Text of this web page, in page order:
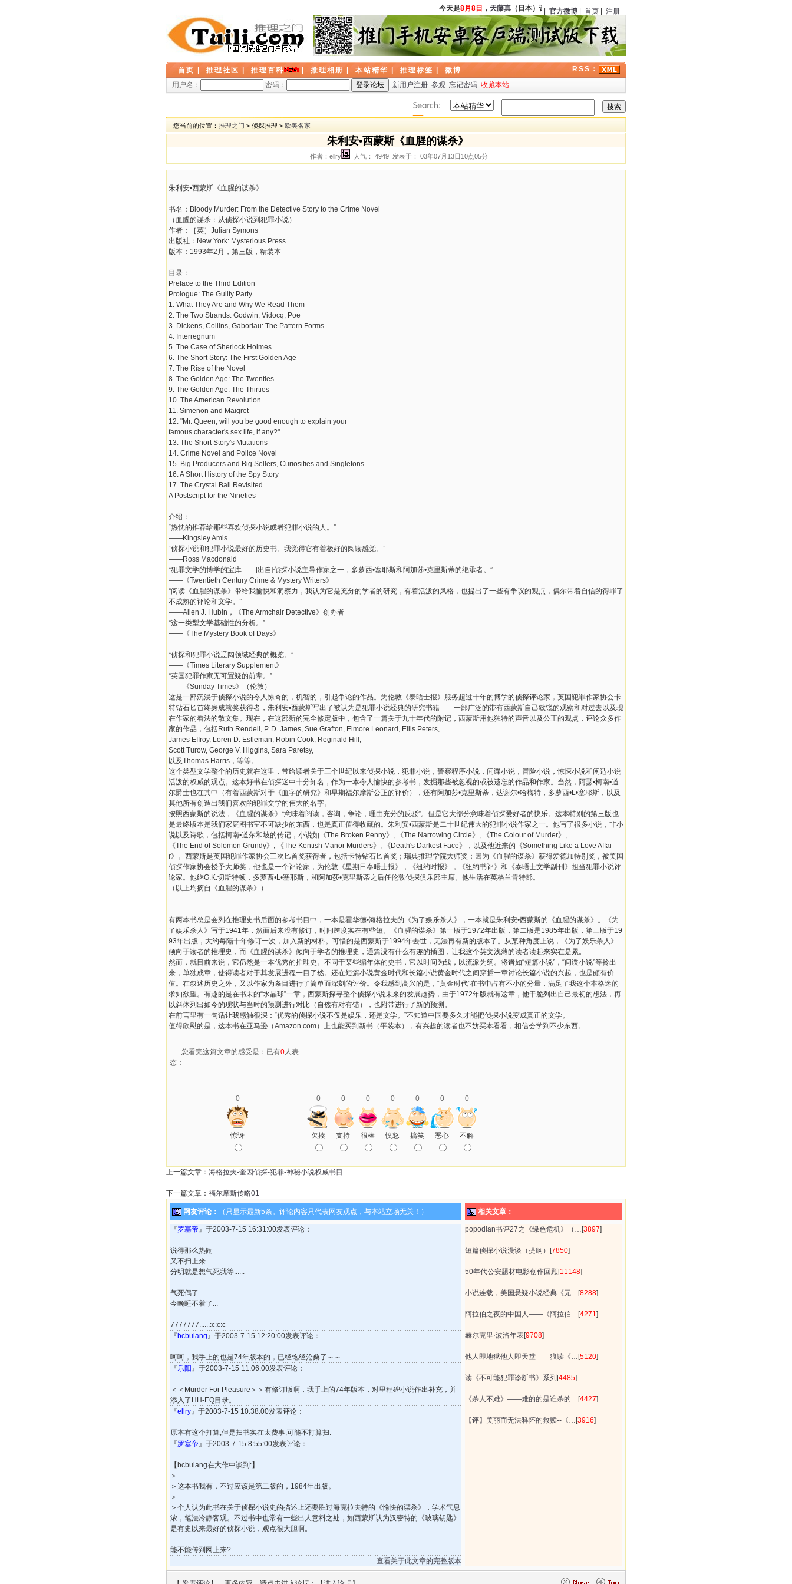
今天是8月8日， 天藤真（日本）诞辰 111周年； 伊丽莎白·彼得斯
官方微博 首页 注册
首页 推理社区 推理百科 推理相册 本站精华 推理标签 微博
RSS：
用户名：
密码： 新用户注册 参观 忘记密码 收藏本站
您当前的位置： 推理之门 > 侦探推理 > 欧美名家
朱利安•西蒙斯《血腥的谋杀》
作者：ellry 人气： 4949 发表于： 03年07月13日10点05分
朱利安•西蒙斯《血腥的谋杀》
书名：Bloody Murder: From the Detective Story to the Crime Novel
（血腥的谋杀：从侦探小说到犯罪小说）
作者：［英］Julian Symons
出版社：New York: Mysterious Press
版本：1993年2月，第三版，精装本
目录：
Preface to the Third Edition
Prologue: The Guilty Party
1. What They Are and Why We Read Them
2. The Two Strands: Godwin, Vidocq, Poe
3. Dickens, Collins, Gaboriau: The Pattern Forms
4. Interregnum
5. The Case of Sherlock Holmes
6. The Short Story: The First Golden Age
7. The Rise of the Novel
8. The Golden Age: The Twenties
9. The Golden Age: The Thirties
10. The American Revolution
11. Simenon and Maigret
12. "Mr. Queen, will you be good enough to explain your
famous character's sex life, if any?"
13. The Short Story's Mutations
14. Crime Novel and Police Novel
15. Big Producers and Big Sellers, Curiosities and Singletons
16. A Short History of the Spy Story
17. The Crystal Ball Revisited
A Postscript for the Nineties
介绍：
“热忱的推荐给那些喜欢侦探小说或者犯罪小说的人。”
——Kingsley Amis
“侦探小说和犯罪小说最好的历史书。我觉得它有着极好的阅读感觉。”
——Ross Macdonald
“犯罪文学的博学的宝库……[出自]侦探小说主导作家之一，多萝西•塞耶斯和阿加莎•克里斯蒂的继承者。”
——《Twentieth Century Crime & Mystery Writers》
“阅读《血腥的谋杀》带给我愉悦和洞察力，我认为它是充分的学者的研究，有着活泼的风格，也提出了一些有争议的观点，偶尔带着自信的得罪了
不成熟的评论和文学。”
——Allen J. Hubin，《The Armchair Detective》创办者
“这一类型文学基础性的分析。”
——《The Mystery Book of Days》
“侦探和犯罪小说辽阔领域经典的概览。”
——《Times Literary Supplement》
“英国犯罪作家无可置疑的前辈。”
——《Sunday Times》（伦敦）
这是一部沉浸于侦探小说的令人惊奇的，机智的，引起争论的作品。为伦敦《泰晤士报》服务超过十年的博学的侦探评论家，英国犯罪作家协会卡
特钻石匕首终身成就奖获得者，朱利安•西蒙斯写出了被认为是犯罪小说经典的研究书籍——一部广泛的带有西蒙斯自己敏锐的观察和对过去以及现
在作家的看法的散文集。现在，在这部新的完全修定版中，包含了一篇关于九十年代的附记，西蒙斯用他独特的声音以及公正的观点，评论众多作
家的作品，包括Ruth Rendell, P. D. James, Sue Grafton, Elmore Leonard, Ellis Peters,
James EIIroy, Loren D. Estleman, Robin Cook, Reginald Hill,
Scott Turow, George V. Higgins, Sara Paretsy,
以及Thomas Harris，等等。
这个类型文学整个的历史就在这里，带给读者关于三个世纪以来侦探小说，犯罪小说，警察程序小说，间谍小说，冒险小说，惊悚小说和闲适小说
活泼的权威的观点。这本好书在侦探迷中十分知名，作为一本令人愉快的参考书，发掘那些被忽视的或被遗忘的作品和作家。当然，阿瑟•柯南•道
尔爵士也在其中（有着西蒙斯对于《血字的研究》和早期福尔摩斯公正的评价），还有阿加莎•克里斯蒂，达谢尔•哈梅特，多萝西•L•塞耶斯，以及
其他所有创造出我们喜欢的犯罪文学的伟大的名字。
按照西蒙斯的说法，《血腥的谋杀》“意味着阅读，咨询，争论，理由充分的反驳”。但是它大部分意味着侦探爱好者的快乐。这本特别的第三版也
是最终版本是我们家庭图书室不可缺少的东西，也是真正值得收藏的。朱利安•西蒙斯是二十世纪伟大的犯罪小说作家之一。他写了很多小说，非小
说以及诗歌，包括柯南•道尔和坡的传记，小说如《The Broken Penny》, 《The Narrowing Circle》, 《The Colour of Murder》,
《The End of Solomon Grundy》, 《The Kentish Manor Murders》, 《Death's Darkest Face》，以及他近来的《Something Like a Love Affai
r》。西蒙斯是英国犯罪作家协会三次匕首奖获得者，包括卡特钻石匕首奖；瑞典推理学院大师奖；因为《血腥的谋杀》获得爱德加特别奖，被美国
侦探作家协会授予大师奖，他也是一个评论家，为伦敦《星期日泰晤士报》，《纽约时报》，《纽约书评》和《泰晤士文学副刊》担当犯罪小说评
论家。他继G.K.切斯特顿，多萝西•L•塞耶斯，和阿加莎•克里斯蒂之后任伦敦侦探俱乐部主席。他生活在英格兰肯特郡。
（以上均摘自《血腥的谋杀》）
有两本书总是会列在推理史书后面的参考书目中，一本是霍华德•海格拉夫的《为了娱乐杀人》，一本就是朱利安•西蒙斯的《血腥的谋杀》。《为
了娱乐杀人》写于1941年，然而后来没有修订，时间跨度实在有些短。《血腥的谋杀》第一版于1972年出版，第二版是1985年出版，第三版于19
93年出版，大约每隔十年修订一次，加入新的材料。可惜的是西蒙斯于1994年去世，无法再有新的版本了。从某种角度上说，《为了娱乐杀人》
倾向于读者的推理史，而《血腥的谋杀》倾向于学者的推理史，通篇没有什么有趣的插图，让我这个英文浅薄的读者读起来实在是累。
然而，就目前来说，它仍然是一本优秀的推理史。不同于某些编年体的史书，它以时间为线，以流派为纲。将诸如“短篇小说”，“间谍小说”等拎出
来，单独成章，使得读者对于其发展进程一目了然。还在短篇小说黄金时代和长篇小说黄金时代之间穿插一章讨论长篇小说的兴起，也是颇有价
值。在叙述历史之外，又以作家为条目进行了简单而深刻的评价。令我感到高兴的是，“黄金时代”在书中占有不小的分量，满足了我这个本格迷的
求知欲望。有趣的是在书末的“水晶球”一章，西蒙斯探寻整个侦探小说未来的发展趋势，由于1972年版就有这章，他干脆列出自己最初的想法，再
以斜体列出如今的现状与当时的预测进行对比（自然有对有错），也附带进行了新的预测。
在前言里有一句话让我感触很深：“优秀的侦探小说不仅是娱乐，还是文学。”不知道中国要多久才能把侦探小说变成真正的文学。
值得欣慰的是，这本书在亚马逊（Amazon.com）上也能买到新书（平装本），有兴趣的读者也不妨买本看看，相信会学到不少东西。
您看完这篇文章的感受是：已有0人表
态：
0 0 0 0 0 0 0 0
惊讶 欠揍 支持 很棒 愤怒 搞笑 恶心 不解
上一篇文章： 海格拉夫-奎因侦探-犯罪-神秘小说权威书目
下一篇文章： 福尔摩斯传略01
网友评论： （只显示最新5条。评论内容只代表网友观点，与本站立场无关！） 相关文章：
『罗塞帝』于2003-7-15 16:31:00发表评论：
说得那么热闹
又不扫上来
分明就是想气死我等......
气死偶了...
今晚睡不着了...
7777777......:c:c:c
『bcbulang』于2003-7-15 12:20:00发表评论：
呵呵，我手上的也是74年版本的，已经饱经沧桑了～～
『乐阳 』于2003-7-15 11:06:00发表评论：
＜＜Murder For Pleasure＞＞有修订版啊，我手上的74年版本，对里程碑小说作出补充，并
添入了HH-EQ目录。
『ellry』于2003-7-15 10:38:00发表评论：
原本有这个打算,但是扫书实在太费事,可能不打算扫.
『罗塞帝』于2003-7-15 8:55:00发表评论：
【bcbulang在大作中谈到:】
＞
＞这本书我有，不过应该是第二版的，1984年出版。
＞
＞个人认为此书在关于侦探小说史的描述上还要胜过海克拉夫特的《愉快的谋杀》，学术气息
浓，笔法冷静客观。不过书中也常有一些出人意料之处，如西蒙斯认为汉密特的《玻璃钥匙》
是有史以来最好的侦探小说，观点很大胆啊。
能不能传到网上来?
查看关于此文章的完整版本
popodian书评27之《绿色危机》（… [3897]
短篇侦探小说漫谈（提纲） [7850]
50年代公安题材电影创作回顾[11148]
小说连载，美国悬疑小说经典《无… [8288]
阿拉伯之夜的中国人——《阿拉伯… [4271]
赫尔克里·波洛年表[9708]
他人即地狱他人即天堂——狼读《… [5120]
读《不可能犯罪诊断书》系列 [4485]
《杀人不难》——难的的是谁杀的… [4427]
【评】美丽而无法释怀的救赎--《… [3916]